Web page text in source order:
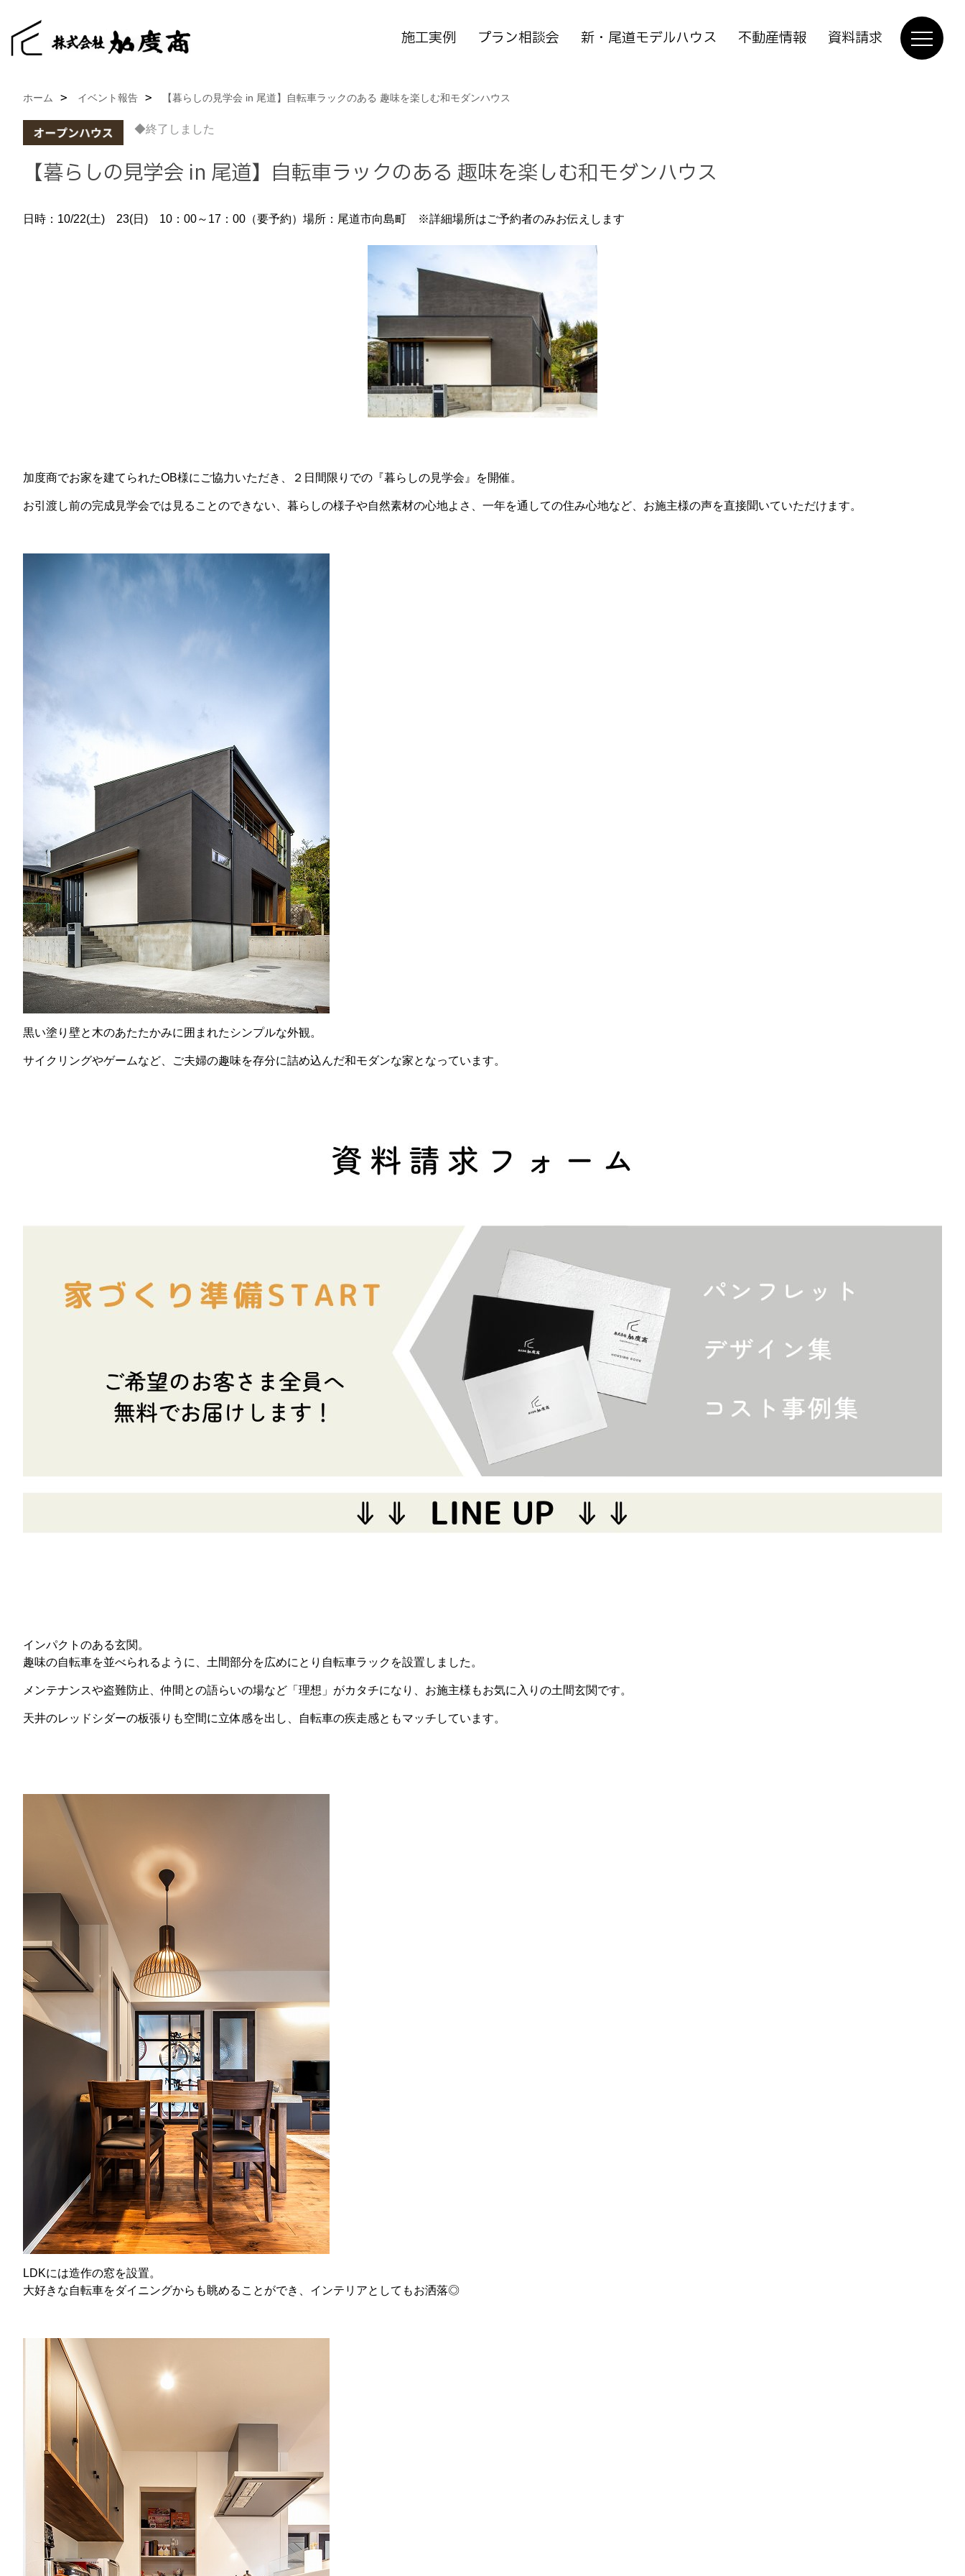
施工実例 プラン相談会 新・尾道モデルハウス 不動産情報 資料請求
ホーム イベント報告 【暮らしの見学会 in 尾道】自転車ラックのある 趣味を楽しむ和モダンハウス
◆終了しました
【暮らしの見学会 in 尾道】自転車ラックのある 趣味を楽しむ和モダンハウス
日時：10/22(土) 23(日) 10：00～17：00（要予約） 場所：尾道市向島町 ※詳細場所はご予約者のみお伝えします
加度商でお家を建てられたOB様にご協力いただき、２日間限りでの『暮らしの見学会』を開催。
お引渡し前の完成見学会では見ることのできない、暮らしの様子や自然素材の心地よさ、一年を通しての住み心地など、お施主様の声を直接聞いていただけます。
黒い塗り壁と木のあたたかみに囲まれたシンプルな外観。
サイクリングやゲームなど、ご夫婦の趣味を存分に詰め込んだ和モダンな家となっています。
インパクトのある玄関。
趣味の自転車を並べられるように、土間部分を広めにとり自転車ラックを設置しました。
メンテナンスや盗難防止、仲間との語らいの場など「理想」がカタチになり、お施主様もお気に入りの土間玄関です。
天井のレッドシダーの板張りも空間に立体感を出し、自転車の疾走感ともマッチしています。
LDKには造作の窓を設置。
大好きな自転車をダイニングからも眺めることができ、インテリアとしてもお洒落◎